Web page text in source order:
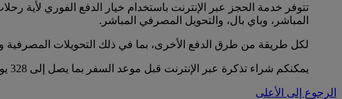
تتوفر خدمة الحجز عبر الإنترنت باستخدام خيار الدفع الفوري لأية
المباشر، وباي بال، والتحويل المصرفي المباشر.
لكل طريقة من طرق الدفع الأخرى، بما في ذلك التحويلات المصرفية
يمكنكم شراء تذكرة عبر الإنترنت قبل موعد السفر بما يصل إلى 328 يوما.
الرجوع إلى الأعلى